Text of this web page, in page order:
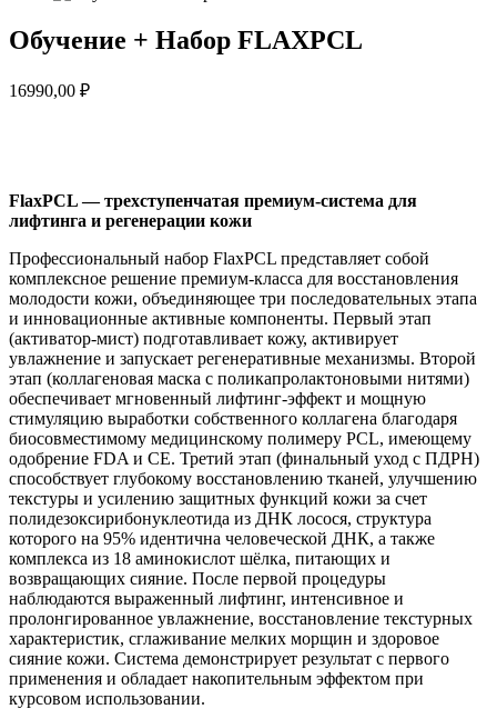
Обучение + Набор FLAXPCL
16990,00 ₽
FlaxPCL — трехступенчатая премиум-система для
лифтинга и регенерации кожи
Профессиональный набор FlaxPCL представляет собой
комплексное решение премиум-класса для восстановления
молодости кожи, объединяющее три последовательных этапа
и инновационные активные компоненты. Первый этап
(активатор-мист) подготавливает кожу, активирует
увлажнение и запускает регенеративные механизмы. Второй
этап (коллагеновая маска с поликапролактоновыми нитями)
обеспечивает мгновенный лифтинг-эффект и мощную
стимуляцию выработки собственного коллагена благодаря
биосовместимому медицинскому полимеру PCL, имеющему
одобрение FDA и CE. Третий этап (финальный уход с ПДРН)
способствует глубокому восстановлению тканей, улучшению
текстуры и усилению защитных функций кожи за счет
полидезоксирибонуклеотида из ДНК лосося, структура
которого на 95% идентична человеческой ДНК, а также
комплекса из 18 аминокислот шёлка, питающих и
возвращающих сияние. После первой процедуры
наблюдаются выраженный лифтинг, интенсивное и
пролонгированное увлажнение, восстановление текстурных
характеристик, сглаживание мелких морщин и здоровое
сияние кожи. Система демонстрирует результат с первого
применения и обладает накопительным эффектом при
курсовом использовании.